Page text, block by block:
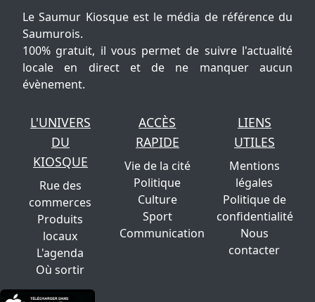
Le Saumur Kiosque est le média de référence du
Saumurois.
100% gratuit, il vous permet de suivre l'actualité
locale en direct et de ne manquer aucun
évènement.
L'UNIVERS
DU
KIOSQUE
Rue des
commerces
Produits
locaux
L'agenda
Où sortir
ACCÈS
RAPIDE
Vie de la cité
Politique
Culture
Sport
Communication
LIENS
UTILES
Mentions
légales
Politique de
confidentialité
Nous
contacter